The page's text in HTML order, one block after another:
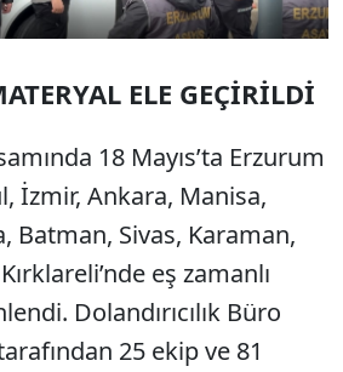
ELE GEÇİRİLDİ
18 Mayıs’ta Erzurum
İzmir, Ankara, Manisa,
Batman, Sivas, Karaman,
eş zamanlı
Dolandırıcılık Büro
25 ekip ve 81